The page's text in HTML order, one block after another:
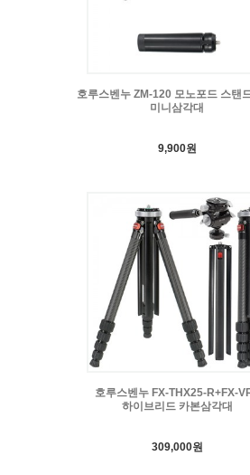
호루스벤누 ZM-120 모노포드 스탠
미니삼각대
9,900원
호루스벤누 FX-THX25-R+FX-
하이브리드 카본삼각대
309,000원